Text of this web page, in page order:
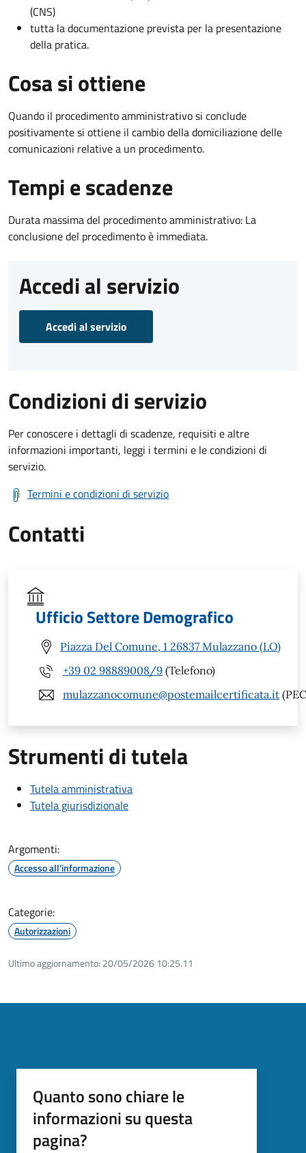
(CNS)
tutta la documentazione prevista per la presentazione
della pratica.
Cosa si ottiene
Quando il procedimento amministrativo si conclude
positivamente si ottiene il cambio della domiciliazione delle
comunicazioni relative a un procedimento.
Tempi e scadenze
Durata massima del procedimento amministrativo: La
conclusione del procedimento è immediata.
Accedi al servizio
Accedi al servizio
Condizioni di servizio
Per conoscere i dettagli di scadenze, requisiti e altre
informazioni importanti, leggi i termini e le condizioni di
servizio.
Termini e condizioni di servizio
Contatti
Ufficio Settore Demografico
Piazza Del Comune, 1 26837 Mulazzano (LO)
+39 02 98889008/9 (Telefono)
mulazzanocomune@postemailcertificata.it
Strumenti di tutela
Tutela amministrativa
Tutela giurisdizionale
Argomenti:
Accesso all'informazione
Categorie:
Autorizzazioni
Ultimo aggiornamento: 20/05/2026 10:25.11
Quanto sono chiare le
informazioni su questa
pagina?